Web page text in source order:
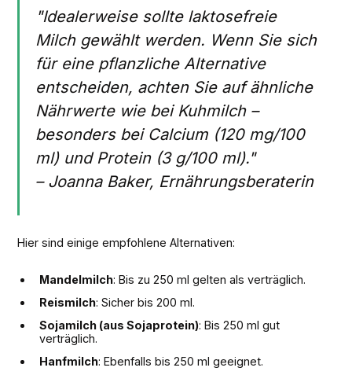
"Idealerweise sollte laktosefreie
Milch gewählt werden. Wenn Sie sich
für eine pflanzliche Alternative
entscheiden, achten Sie auf ähnliche
Nährwerte wie bei Kuhmilch –
besonders bei Calcium (120 mg/100
ml) und Protein (3 g/100 ml)."
– Joanna Baker, Ernährungsberaterin
Hier sind einige empfohlene Alternativen:
Mandelmilch: Bis zu 250 ml gelten als verträglich.
Reismilch: Sicher bis 200 ml.
Sojamilch (aus Sojaprotein): Bis 250 ml gut
verträglich.
Hanfmilch: Ebenfalls bis 250 ml geeignet.